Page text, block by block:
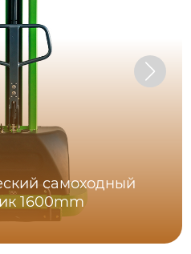
самоходный
1600mm